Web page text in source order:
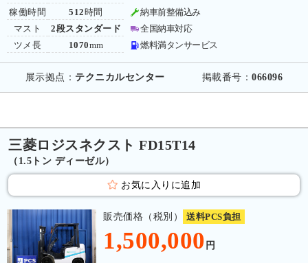
稼働時間
マスト
ツメ長
512 時間
2段スタンダード
1070mm
納車前整備込み
全国納車対応
燃料満タンサービス
展示拠点： テクニカルセンター 掲載番号：066096
三菱ロジスネクスト FD15T14
（1.5トン ディーゼル）
お気に入りに追加
販売価格（税別） 送料PCS負担
1,500,000 円